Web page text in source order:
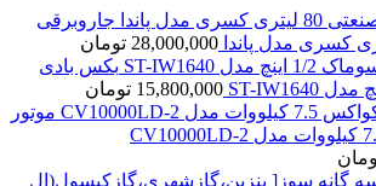
جاروبرقی
28,000,000 تومان
بکس بادی
15,800,000 تومان
موتور